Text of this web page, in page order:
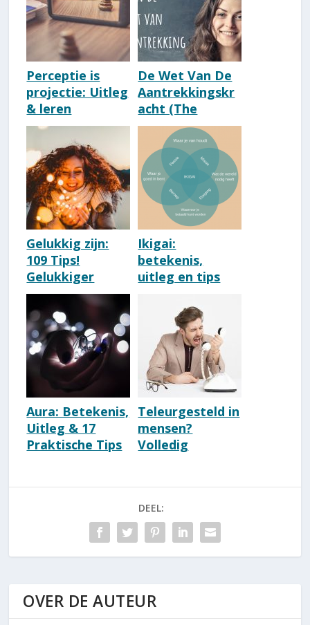
Perceptie is
projectie: Uitleg
& leren
herkennen [De
wereld is je
spiegel!]
De Wet Van De
Aantrekkingskr
acht (The
Secret) In 63
Tips, Stappen &
Oefeningen
Gelukkig zijn:
109 Tips!
Gelukkiger
worden in het
leven? (Dit
werkt)
Ikigai:
betekenis,
uitleg en tips
te vinden
Aura: Betekenis,
Uitleg & 17
Praktische Tips
Teleurgesteld in
mensen?
Volledig
DEEL:
OVER DE AUTEUR